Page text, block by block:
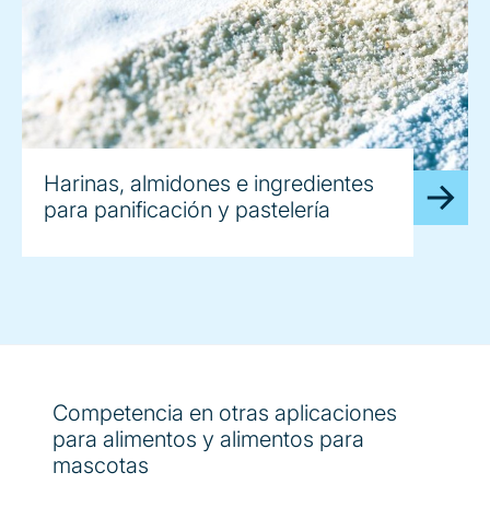
Harinas, almidones e ingredientes
para panificación y pastelería
Competencia en otras aplicaciones
para alimentos y alimentos para
mascotas